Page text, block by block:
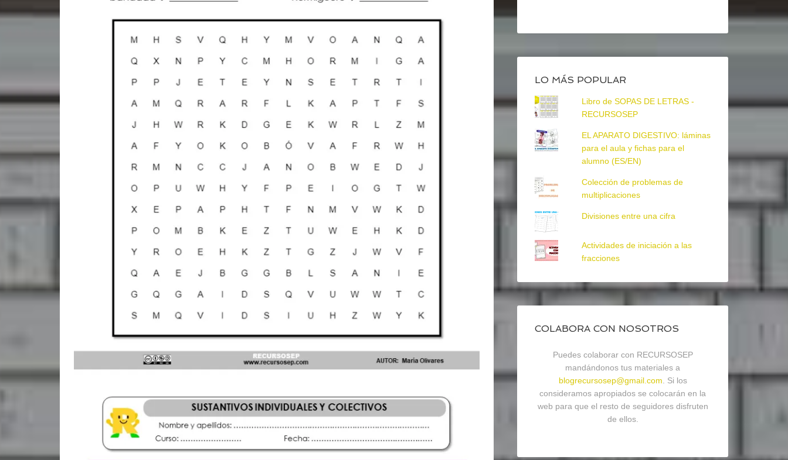
LO MÁS POPULAR
Libro de SOPAS DE LETRAS -
RECURSOSEP
EL APARATO DIGESTIVO: láminas
para el aula y fichas para el
alumno (ES/EN)
Colección de problemas de
multiplicaciones
Divisiones entre una cifra
Actividades de iniciación a las
fracciones
COLABORA CON NOSOTROS
Puedes colaborar con RECURSOSEP
mandándonos tus materiales a
blogrecursosep@gmail.com . Si los
consideramos apropiados se colocarán en la
web para que el resto de seguidores disfruten
de ellos.